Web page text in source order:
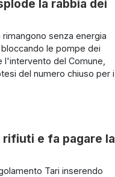
la rabbia dei
senza energia
le pompe dei
l'intervento del Comune,
del numero chiuso per i
rifiuti e fa pagare la
Tari inserendo